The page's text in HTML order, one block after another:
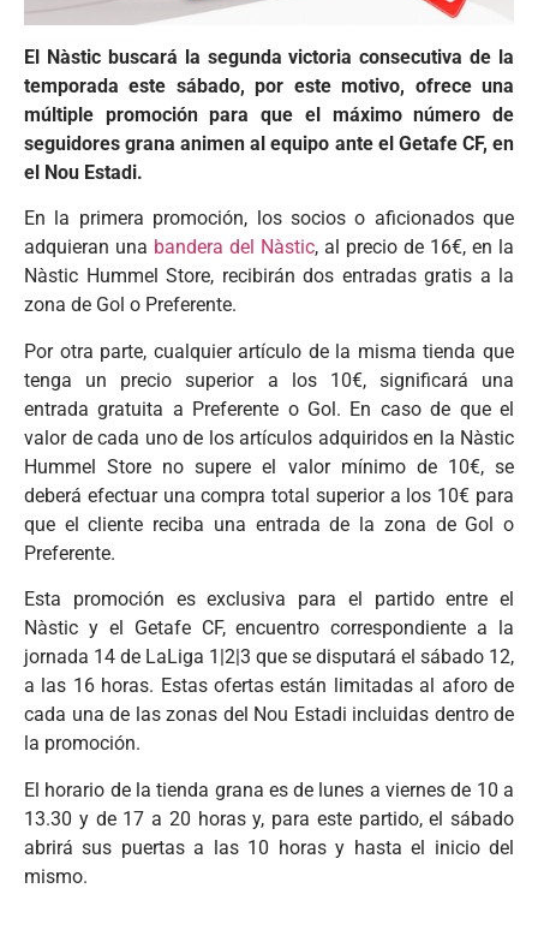
El Nàstic buscará la segunda victoria consecutiva de la
temporada este sábado, por este motivo, ofrece una
múltiple promoción para que el máximo número de
seguidores grana animen al equipo ante el Getafe CF, en
el Nou Estadi.
En la primera promoción, los socios o aficionados que
adquieran una bandera del Nàstic, al precio de 16€, en la
Nàstic Hummel Store, recibirán dos entradas gratis a la
zona de Gol o Preferente.
Por otra parte, cualquier artículo de la misma tienda que
tenga un precio superior a los 10€, significará una
entrada gratuita a Preferente o Gol. En caso de que el
valor de cada uno de los artículos adquiridos en la Nàstic
Hummel Store no supere el valor mínimo de 10€, se
deberá efectuar una compra total superior a los 10€ para
que el cliente reciba una entrada de la zona de Gol o
Preferente.
Esta promoción es exclusiva para el partido entre el
Nàstic y el Getafe CF, encuentro correspondiente a la
jornada 14 de LaLiga 1|2|3 que se disputará el sábado 12,
a las 16 horas. Estas ofertas están limitadas al aforo de
cada una de las zonas del Nou Estadi incluidas dentro de
la promoción.
El horario de la tienda grana es de lunes a viernes de 10 a
13.30 y de 17 a 20 horas y, para este partido, el sábado
abrirá sus puertas a las 10 horas y hasta el inicio del
mismo.